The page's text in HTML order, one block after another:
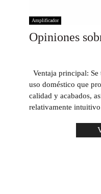
Amplificador
Opiniones
Ventaja principal:
uso doméstico que
calidad y acabados,
relativamente